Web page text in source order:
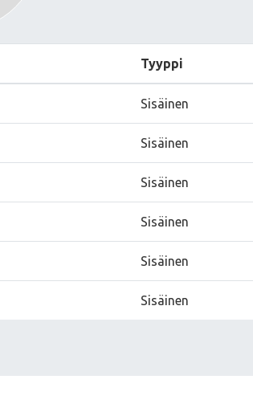
Tyyppi
Sisäinen
Sisäinen
Sisäinen
Sisäinen
Sisäinen
Sisäinen